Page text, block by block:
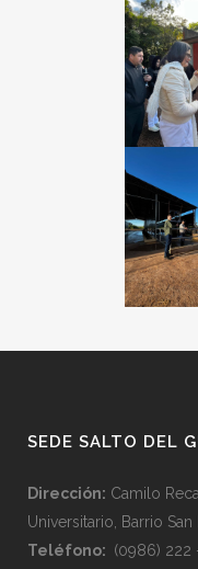
SEDE SALTO DEL
Dirección: Camilo
Universitario, Barrio San
Teléfono: (0986) 222